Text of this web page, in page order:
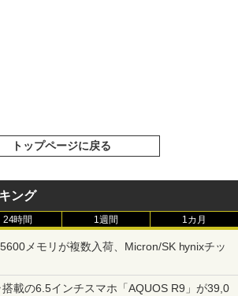
トップページに戻る
ング
24時間 1週間 1カ月
メモリが複数入荷、Micron/SK hynixチッ
載の6.5インチスマホ「AQUOS R9」が39,0